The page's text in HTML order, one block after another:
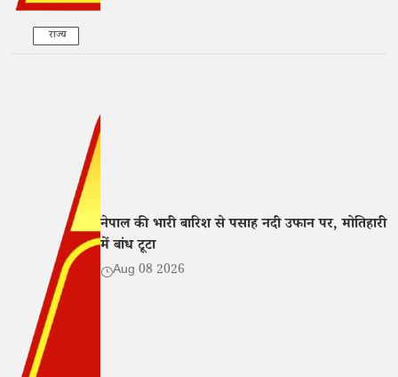
राज्य
नेपाल की भारी बारिश से पसाह नदी उफान पर, मोतिहारी
में बांध टूटा
Aug 08 2026